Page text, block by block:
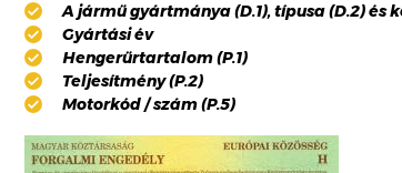
A jármű gyártmánya (D.1), típusa (D.2) és
Gyártási év
Hengerűrtartalom (P.1)
Teljesítmény (P.2)
Motorkód / szám (P.5)